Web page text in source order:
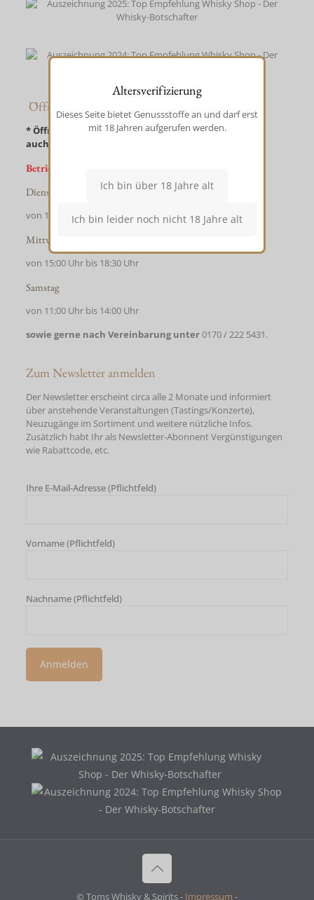
Öffnungszeiten *
* Öffnungszeiten sind die Zeiten in denen der Laden
auch ohne Termin tatsächlich geöffnet ist
Betriebsferien vom 10.07. – 03.08.2026
Dienstag, Donnerstag, Freitag
von 15:00 Uhr bis 19:00 Uhr
Mittwoch
von 15:00 Uhr bis 18:30 Uhr
Samstag
von 11:00 Uhr bis 14:00 Uhr
sowie gerne nach Vereinbarung unter0170 / 222 5431.
Zum Newsletter anmelden
Der Newsletter erscheint circa alle 2 Monate und informiert
über anstehende Veranstaltungen (Tastings/Konzerte),
Neuzugänge im Sortiment und weitere nützliche Infos.
Zusätzlich habt Ihr als Newsletter-Abonnent Vergünstigungen
wie Rabattcode, etc.
Ihre E-Mail-Adresse (Pflichtfeld)
Vorname (Pflichtfeld)
Nachname (Pflichtfeld)
© Toms Whisky & Spirits - Impressum -
Altersverifizierung
Dieses Seite bietet Genussstoffe an und darf erst
mit 18 Jahren aufgerufen werden.